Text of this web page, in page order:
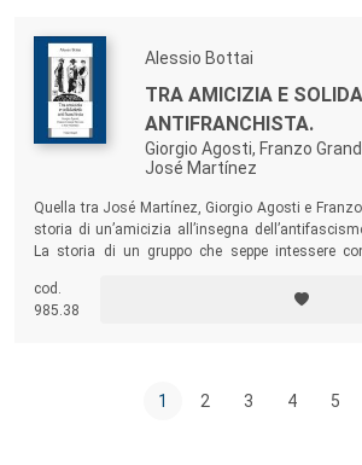
Alessio Bottai
TRA AMICIZIA E
ANTIFRANCHISTA.
Giorgio Agosti, Franzo
José Martínez
Quella tra José Martínez, Giorgio Agosti e
storia di un’amicizia all’insegna
La storia di un gruppo che seppe intessere
collaborazione, come emerge dalla ricca scelta
per più di due decenni tra i tre protagonisti.
cod.
985.38
1 2 3 4 5